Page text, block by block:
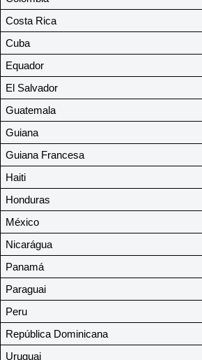
Costa Rica
Cuba
Equador
El Salvador
Guatemala
Guiana
Guiana Francesa
Haiti
Honduras
México
Nicarágua
Panamá
Paraguai
Peru
República Dominicana
Uruguai